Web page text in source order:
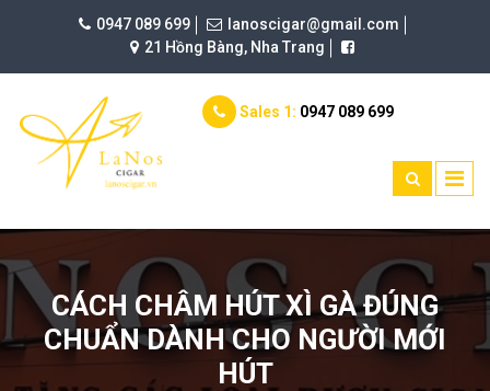
0947 089 699
lanoscigar@gmail.com
21 Hồng Bàng, Nha Trang
Sales 1: 0947 089 699
CÁCH CHÂM HÚT XÌ GÀ ĐÚNG
CHUẨN DÀNH CHO NGƯỜI MỚI
HÚT